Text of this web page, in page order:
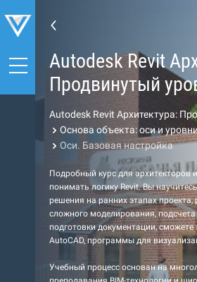
Autodesk Revit
Продвинутый
Autodesk Revit Архитектура:
Основа объекта: оси и
Оси. Базовая настройка
Подробный курс для архитекторов
понимать логику Revit. Вы
решения на ранних этапах проекта,
сложного моделирования,
подготовки документации,
AutoCAD, программы для
Учебный процесс основан на